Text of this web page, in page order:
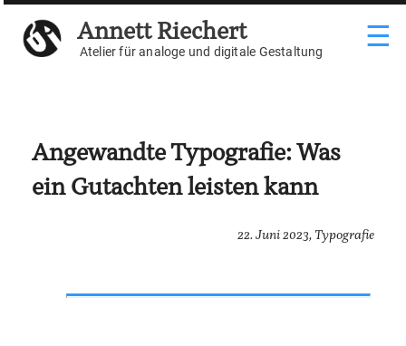
Weiter
zum
Inhalt
Annett Riechert
Atelier für analoge und digitale Gestaltung ☰
Angewandte Typografie: Was
ein Gutachten leisten kann
22. Juni 2023, Typografie